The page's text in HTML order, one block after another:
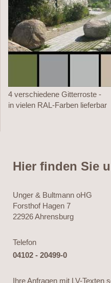
4 verschiedene Gitterroste -
in vielen RAL-Farben lieferbar
Hier finden Sie
Unger & Bultmann oHG
Forsthof Hagen 7
22926Ahrensburg
Telefon
04102 - 20499-0
Ihre Anfragen mit LV-Texten